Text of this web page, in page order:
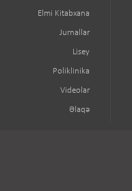
Elmi Kitabxana
Jurnallar
Lisey
Poliklinika
Videolar
Əlaqə